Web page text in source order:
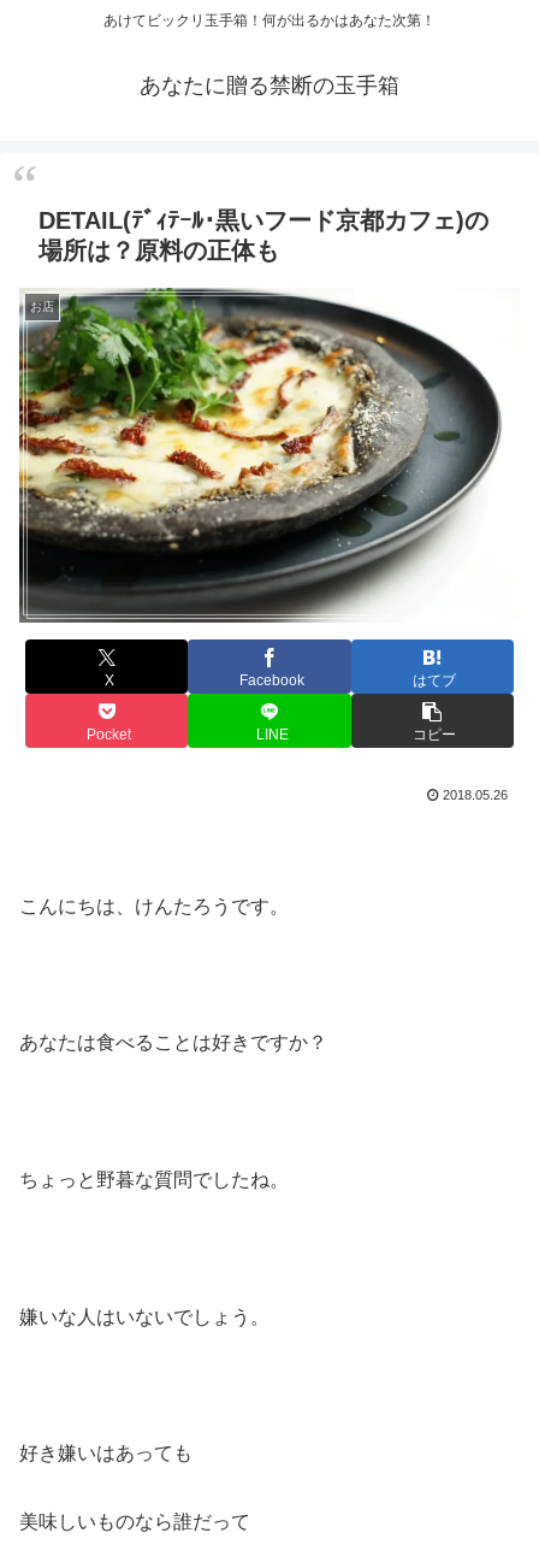
あけてビックリ玉手箱！何が出るかはあなた次第！
あなたに贈る禁断の玉手箱
DETAIL(ﾃﾞｨﾃｰﾙ･黒いフード京都カフェ)の
場所は？原料の正体も
お店
X Facebook はてブ
Pocket LINE コピー
2018.05.26
こんにちは、けんたろうです。
あなたは食べることは好きですか？
ちょっと野暮な質問でしたね。
嫌いな人はいないでしょう。
好き嫌いはあっても
美味しいものなら誰だって